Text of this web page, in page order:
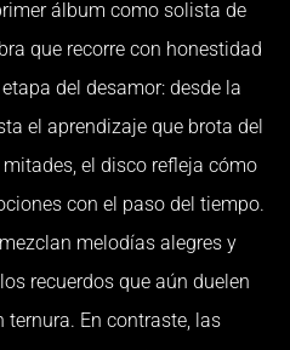
álbum como solista de
que recorre con honestidad
del desamor: desde la
el aprendizaje que brota del
el disco refleja cómo
con el paso del tiempo.
melodías alegres y
recuerdos que aún duelen
ternura. En contraste, las